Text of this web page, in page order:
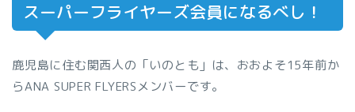
スーパーフライヤーズ会員になるべし！
鹿児島に住む関西人の「いのとも」は、おおよそ15年前か
らANA SUPER FLYERSメンバーです。